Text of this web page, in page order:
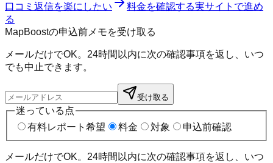
口コミ返信を楽にしたい
料金を確認する実サイトで進め
る
MapBoostの申込前メモを受け取る
メールだけでOK。24時間以内に次の確認事項を返し、いつ
でも中止できます。
受け取る
迷っている点
有料レポート希望
料金 対象 申込前確認
メールだけでOK。24時間以内に次の確認事項を返し、いつ